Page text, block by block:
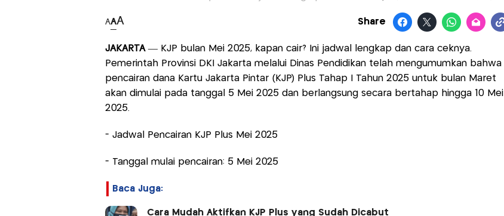
AAA Share
JAKARTA — KJP bulan Mei 2025, kapan cair? Ini jadwal lengkap dan cara ceknya.
Pemerintah Provinsi DKI Jakarta melalui Dinas Pendidikan telah mengumumkan bahwa
pencairan dana Kartu Jakarta Pintar (KJP) Plus Tahap I Tahun 2025 untuk bulan Maret
akan dimulai pada tanggal 5 Mei 2025 dan berlangsung secara bertahap hingga 10 Mei
2025.
- Jadwal Pencairan KJP Plus Mei 2025
- Tanggal mulai pencairan: 5 Mei 2025
Baca Juga:
Cara Mudah Aktifkan KJP Plus yang Sudah Dicabut